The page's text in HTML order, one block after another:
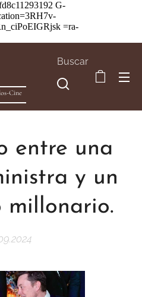
G-
=ra-
Cine
Buscar
entre una
y un
millonario.